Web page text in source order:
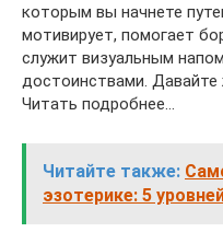
которым вы начнете
мотивирует, помогает
служит визуальным
достоинствами.
Читать подробнее…
Читайте также:
эзотерике: 5